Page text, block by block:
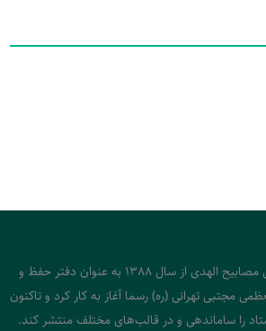
موسسه پژوهشی فرهنگی مصابیح الهدی از سال 1388 به عنوان دفتر حفظ و
مجتبی تهرانی (ره) رسما آغاز به کار کرد و تاکنون
را ساماندهی و در قالب‌های مختلف منتشر کند.